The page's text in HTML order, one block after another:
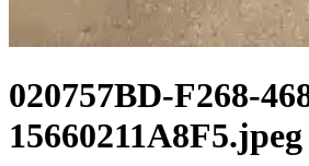
020757BD-F268-
15660211A8F5.jpeg